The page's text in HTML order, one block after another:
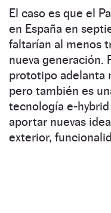
El caso es que el
en España en
faltarían al menos
nueva generación.
prototipo adelanta
pero también es
tecnología e-
aportar nuevas
exterior,